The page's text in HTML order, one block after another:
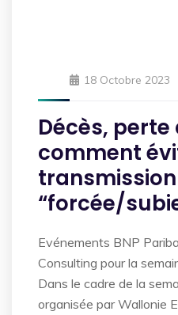
18 Octobre 2023
Décès,
comment
transmission
“forcée/
Evénements BNP
Consulting pour la
Dans le cadre de la
organisée par Wallonie